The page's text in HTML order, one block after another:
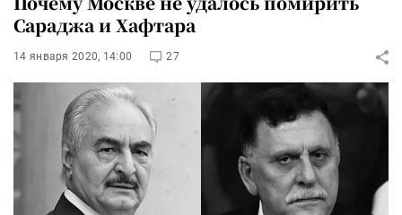
Сараджа и Хафтара
14 января 2020, 14:00 27